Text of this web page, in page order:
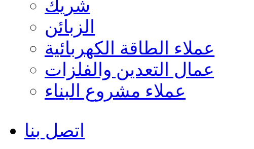
شريك
الزبائن
عملاء الطاقة الكهربائية
عمال التعدين والفلزات
عملاء مشروع البناء
اتصل بنا